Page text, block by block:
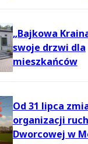
„Bajkowa
swoje drzwi dla
mieszkańców
Od 31 lipca
organizacji
Dworcowej w